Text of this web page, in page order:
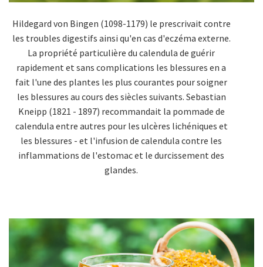
Hildegard von Bingen (1098-1179) le prescrivait contre
les troubles digestifs ainsi qu'en cas d'eczéma externe.
La propriété particulière du calendula de guérir
rapidement et sans complications les blessures en a
fait l'une des plantes les plus courantes pour soigner
les blessures au cours des siècles suivants. Sebastian
Kneipp (1821 - 1897) recommandait la pommade de
calendula entre autres pour les ulcères lichéniques et
les blessures - et l'infusion de calendula contre les
inflammations de l'estomac et le durcissement des
glandes.